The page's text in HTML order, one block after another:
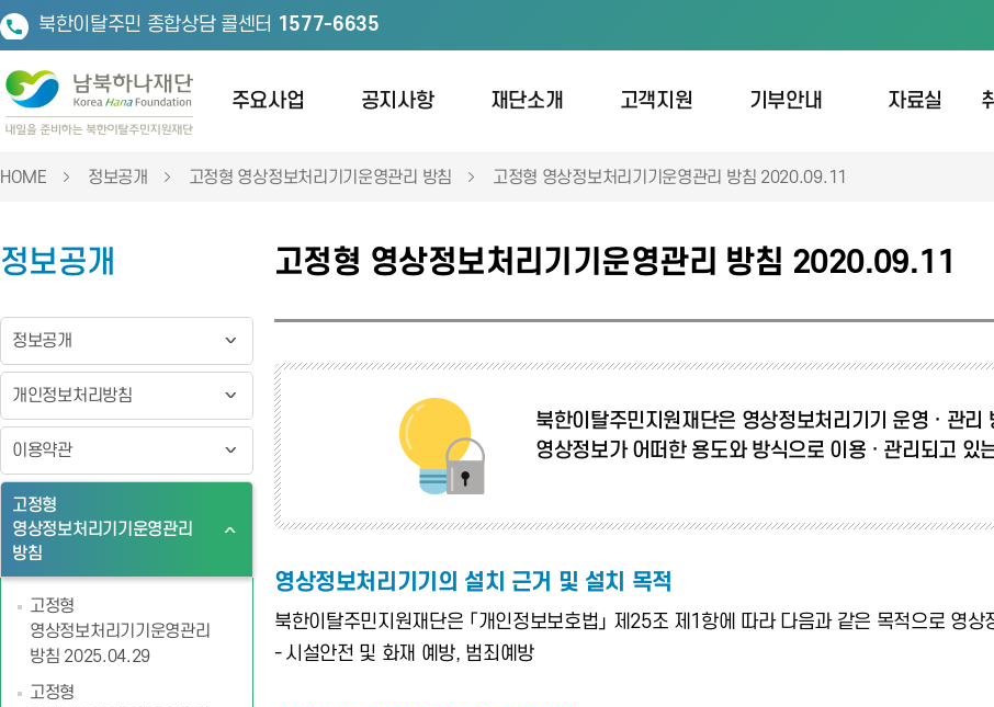
북한이탈주민 종합상담 콜센터 1577-6635
주요사업 공지사항 재단소개 고객지원 기부안내 자료실
HOME 정보공개 고정형 영상정보처리기기운영관리 방침 고정형 영상정보처리기기운영관리 방침 2020.09.11
정보공개
정보공개
개인정보처리방침
이용약관
고정형
영상정보처리기기운영관리
방침
고정형
영상정보처리기기운영관리
방침 2025.04.29
고정형
고정형 영상정보처리기기운영관리 방침 2020.09.11
북한이탈주민지원재단은 영상정보처리기기 운영 · 관
영상정보가 어떠한 용도와 방식으로 이용 · 관리되고 있
영상정보처리기기의 설치 근거 및 설치 목적
북한이탈주민지원재단은 「개인정보보호법」 제25조 제1항에 따라 다음과 같은 목적으로 영
- 시설안전 및 화재 예방, 범죄예방